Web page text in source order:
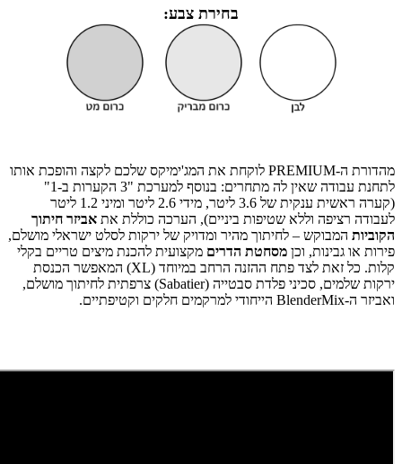
בחירת צבע:
מהדורת ה-PREMIUM לוקחת את המג'ימיקס שלכם לקצה והופכת אותו
לתחנת עבודה שאין לה מתחרים: בנוסף למערכת "3 הקערות ב-1"
(קערה ראשית ענקית של 3.6 ליטר, מידי 2.6 ליטר ומיני 1.2 ליטר
לעבודה רציפה וללא שטיפות ביניים), הערכה כוללת את אביזר חיתוך
הקוביות המבוקש – לחיתוך מהיר ומדויק של ירקות לסלט ישראלי מושלם,
פירות או גבינות, וכן מסחטת הדרים מקצועית להכנת מיצים טריים בקלי
קלות. כל זאת לצד פתח ההזנה הרחב במיוחד (XL) המאפשר הכנסת
ירקות שלמים, סכיני פלדת סבטייה (Sabatier) צרפתית לחיתוך מושלם,
ואביזר ה-BlenderMix הייחודי למרקמים חלקים וקטיפתיים.